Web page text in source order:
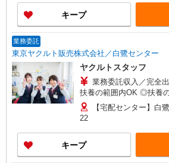
りなし！ ※研修制度あり
キープ
業務委託
東京ヤクルト販売株式会社／白鷺センター
ヤクルトスタッフ
業務委託収入／完全
扶養の範囲内OK ◎扶養
応相談 ※収入補償制度/
間） ◆月収例:週5日9時-
りなし！ ※研修制度あり
【宅配センター】白
22
キープ